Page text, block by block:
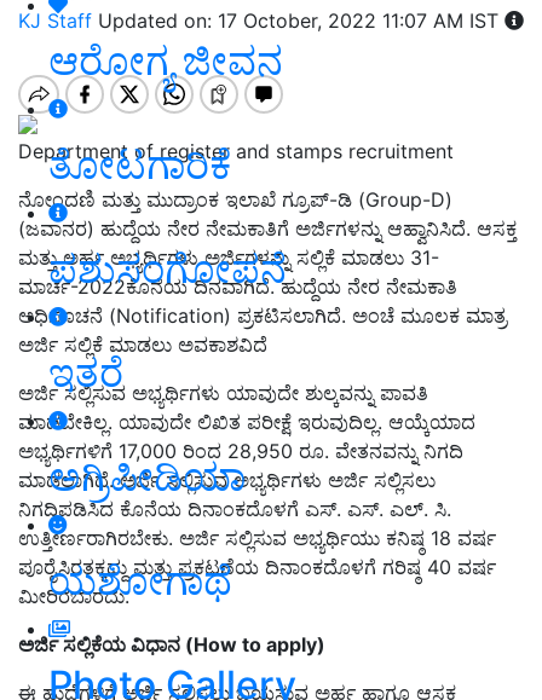
ಆರೋಗ್ಯ ಜೀವನ
ತೋಟಗಾರಿಕೆ
ಪಶುಸಂಗೋಪನೆ
ಇತರೆ
ಅಗ್ರಿಪೀಡಿಯಾ
ಯಶೋಗಾಥೆ
Photo Gallery
KJ Staff Updated on: 17 October, 2022 11:07 AM IST
Department of register and stamps recruitment
ನೋಂದಣಿ ಮತ್ತು ಮುದ್ರಾಂಕ ಇಲಾಖೆ ಗ್ರೂಪ್-ಡಿ (Group-D)
(ಜವಾನರ) ಹುದ್ದೆಯ ನೇರ ನೇಮಕಾತಿಗೆ ಅರ್ಜಿಗಳನ್ನು ಆಹ್ವಾನಿಸಿದೆ. ಆಸಕ್ತ
ಮತ್ತು ಅರ್ಹ ಅಭ್ಯರ್ಥಿಗಳು ಅರ್ಜಿಗಳನ್ನು ಸಲ್ಲಿಕೆ ಮಾಡಲು 31-
ಮಾರ್ಚ-2022ಕೊನೆಯ ದಿನವಾಗಿದೆ. ಹುದ್ದೆಯ ನೇರ ನೇಮಕಾತಿ
ಅಧಿಸೂಚನೆ (Notification) ಪ್ರಕಟಿಸಲಾಗಿದೆ. ಅಂಚೆ ಮೂಲಕ ಮಾತ್ರ
ಅರ್ಜಿ ಸಲ್ಲಿಕೆ ಮಾಡಲು ಅವಕಾಶವಿದೆ
ಅರ್ಜಿ ಸಲ್ಲಿಸುವ ಅಭ್ಯರ್ಥಿಗಳು ಯಾವುದೇ ಶುಲ್ಕವನ್ನು ಪಾವತಿ
ಮಾಡಬೇಕಿಲ್ಲ. ಯಾವುದೇ ಲಿಖಿತ ಪರೀಕ್ಷೆ ಇರುವುದಿಲ್ಲ. ಆಯ್ಕೆಯಾದ
ಅಭ್ಯರ್ಥಿಗಳಿಗೆ 17,000 ರಿಂದ 28,950 ರೂ. ವೇತನವನ್ನು ನಿಗದಿ
ಮಾಡಲಾಗಿದೆ. ಅರ್ಜಿ ಸಲ್ಲಿಸುವ ಅಭ್ಯರ್ಥಿಗಳು ಅರ್ಜಿ ಸಲ್ಲಿಸಲು
ನಿಗದಿಪಡಿಸಿದ ಕೊನೆಯ ದಿನಾಂಕದೊಳಗೆ ಎಸ್. ಎಸ್.‌ ಎಲ್. ಸಿ.
ಉತ್ತೀರ್ಣರಾಗಿರಬೇಕು. ಅರ್ಜಿ ಸಲ್ಲಿಸುವ ಅಭ್ಯರ್ಥಿಯು ಕನಿಷ್ಠ 18 ವರ್ಷ
ಪೂರೈಸಿರತಕ್ಕದ್ದು ಮತ್ತು ಪ್ರಕಟಣೆಯ ದಿನಾಂಕದೊಳಗೆ ಗರಿಷ್ಠ 40 ವರ್ಷ
ಮೀರಿರಬಾರದು.
ಅರ್ಜಿ ಸಲ್ಲಿಕೆಯ ವಿಧಾನ (How to apply)
ಈ ಹುದ್ದೆಗಳಿಗೆ ಅರ್ಜಿ ಸಲ್ಲಿಸಲು ಬಯಸುವ ಅರ್ಹ ಹಾಗೂ ಆಸಕ್ತ